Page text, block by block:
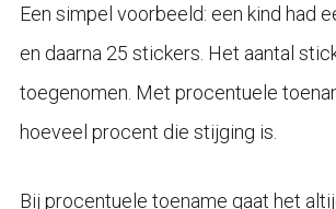
Een simpel voorbeeld: een kind had
en daarna 25 stickers. Het aantal
toegenomen. Met procentuele
hoeveel procent die stijging is.
Bij procentuele toename gaat het